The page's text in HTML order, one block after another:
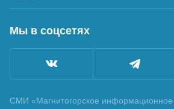
Мы в соцсетях
СМИ «Магнитогорское информационное